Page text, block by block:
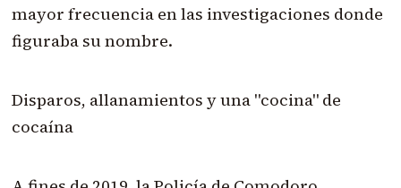
mayor frecuencia en las investigaciones donde
figuraba su nombre.
Disparos, allanamientos y una "cocina" de
cocaína